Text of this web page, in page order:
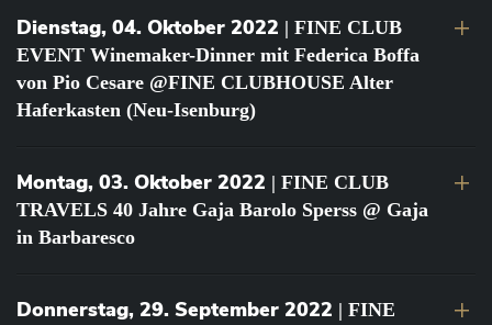
Dienstag, 04. Oktober 2022 | FINE CLUB
EVENT Winemaker-Dinner mit Federica Boffa
von Pio Cesare @FINE CLUBHOUSE Alter
Haferkasten (Neu-Isenburg)
Montag, 03. Oktober 2022 | FINE CLUB
TRAVELS 40 Jahre Gaja Barolo Sperss @ Gaja
in Barbaresco
Donnerstag, 29. September 2022 | FINE